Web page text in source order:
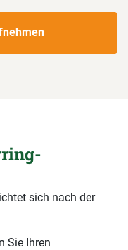
sich nach der
Sie Ihren